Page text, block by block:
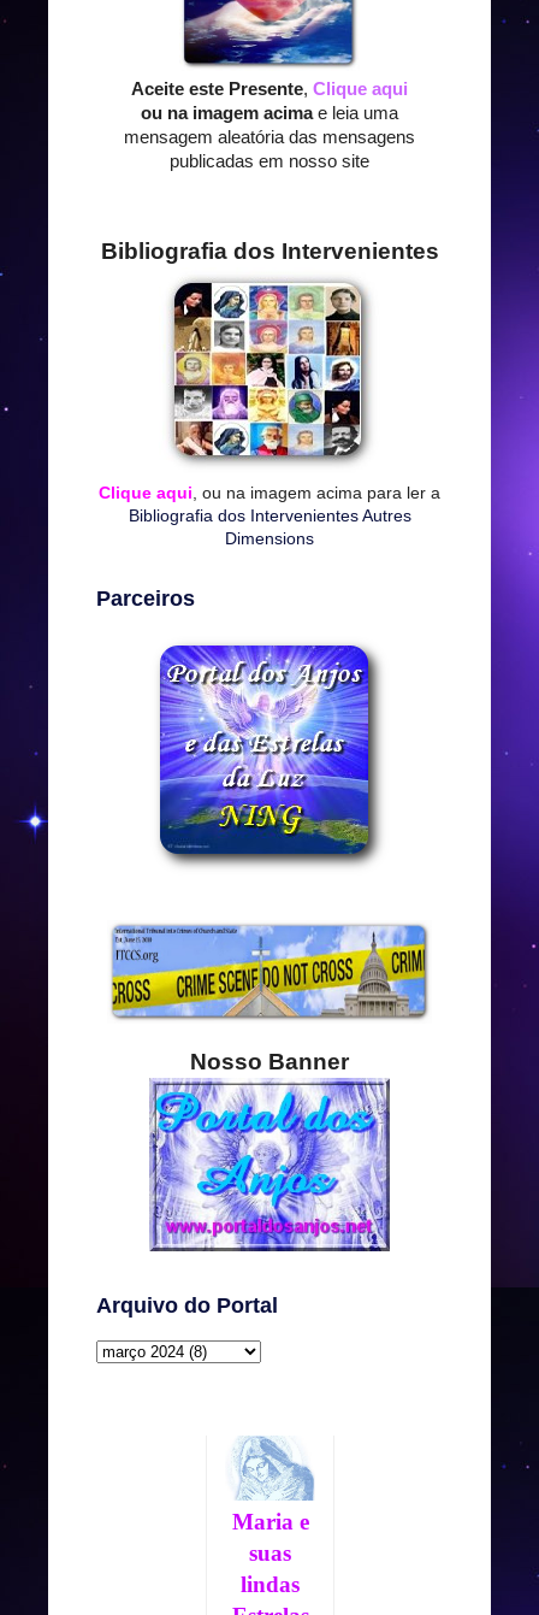
Aceite este Presente, Clique aqui
ou na imagem acima e leia uma
mensagem aleatória das mensagens
publicadas em nosso site
Bibliografia dos Intervenientes
Clique aqui , ou na imagem acima para ler a
Bibliografia dos Intervenientes Autres
Dimensions
Parceiros
Nosso Banner
Arquivo do Portal
Maria e
suas
lindas